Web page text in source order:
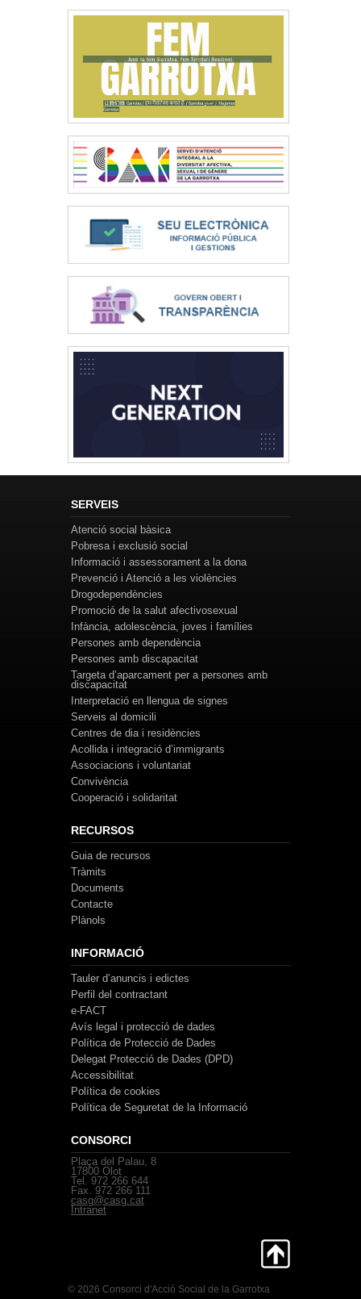
SERVEIS
Atenció social bàsica
Pobresa i exclusió social
Informació i assessorament a la dona
Prevenció i Atenció a les violències
Drogodependències
Promoció de la salut afectivosexual
Infància, adolescència, joves i famílies
Persones amb dependència
Persones amb discapacitat
Targeta d’aparcament per a persones amb
discapacitat
Interpretació en llengua de signes
Serveis al domicili
Centres de dia i residències
Acollida i integració d’immigrants
Associacions i voluntariat
Convivència
Cooperació i solidaritat
RECURSOS
Guia de recursos
Tràmits
Documents
Contacte
Plànols
INFORMACIÓ
Tauler d’anuncis i edictes
Perfil del contractant
e-FACT
Avís legal i protecció de dades
Política de Protecció de Dades
Delegat Protecció de Dades (DPD)
Accessibilitat
Política de cookies
Política de Seguretat de la Informació
CONSORCI
Plaça del Palau, 8
17800 Olot
Tel. 972 266 644
Fax. 972 266 111
casg@casg.cat
Intranet
© 2026 Consorci d'Acció Social de la Garrotxa